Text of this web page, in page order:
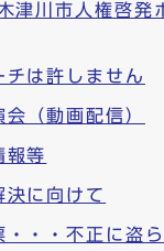
津川市人権啓発
チは許しません
（動画配信）
報等
決に向けて
・・・不正に盗